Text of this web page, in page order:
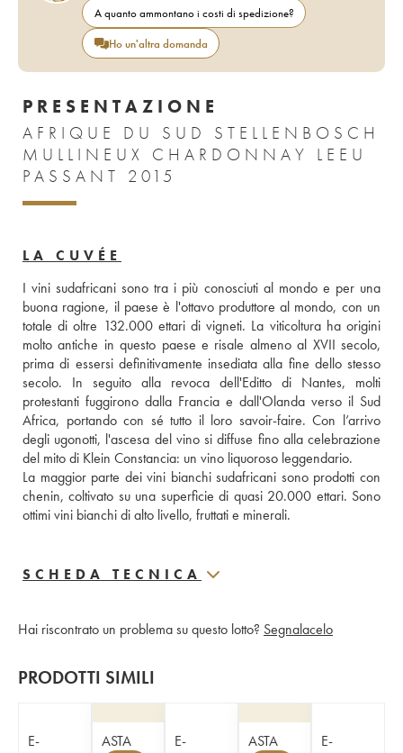
A quanto ammontano i costi di spedizione?
Ho un'altra domanda
PRESENTAZIONE
AFRIQUE DU SUD STELLENBOSCH
MULLINEUX CHARDONNAY LEEU
PASSANT 2015
LA CUVÉE
I vini sudafricani sono tra i più conosciuti al mondo e per una
buona ragione, il paese è l'ottavo produttore al mondo, con un
totale di oltre 132.000 ettari di vigneti. La viticoltura ha origini
molto antiche in questo paese e risale almeno al XVII secolo,
prima di essersi definitivamente insediata alla fine dello stesso
secolo. In seguito alla revoca dell'Editto di Nantes, molti
protestanti fuggirono dalla Francia e dall'Olanda verso il Sud
Africa, portando con sé tutto il loro savoir-faire. Con l’arrivo
degli ugonotti, l'ascesa del vino si diffuse fino alla celebrazione
del mito di Klein Constancia: un vino liquoroso leggendario.
La maggior parte dei vini bianchi sudafricani sono prodotti con
chenin, coltivato su una superficie di quasi 20.000 ettari. Sono
ottimi vini bianchi di alto livello, fruttati e minerali.
SCHEDA TECNICA
Hai riscontrato un problema su questo lotto? Segnalacelo
PRODOTTI SIMILI
E-
ASTA
E-
ASTA
E-